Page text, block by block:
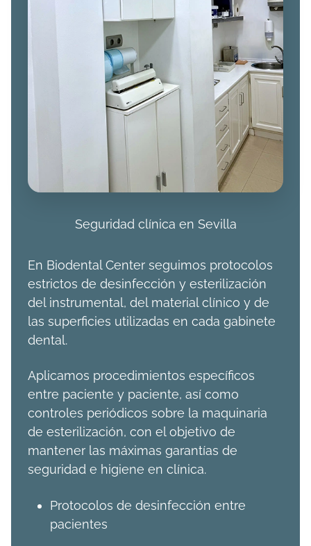
Seguridad clínica en Sevilla
En Biodental Center seguimos protocolos
estrictos de desinfección y esterilización
del instrumental, del material clínico y de
las superficies utilizadas en cada gabinete
dental.
Aplicamos procedimientos específicos
entre paciente y paciente, así como
controles periódicos sobre la maquinaria
de esterilización, con el objetivo de
mantener las máximas garantías de
seguridad e higiene en clínica.
Protocolos de desinfección entre
pacientes